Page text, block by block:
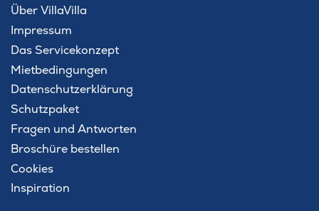
Über VillaVilla
Impressum
Das Servicekonzept
Mietbedingungen
Datenschutzerklärung
Schutzpaket
Fragen und Antworten
Broschüre bestellen
Cookies
Inspiration